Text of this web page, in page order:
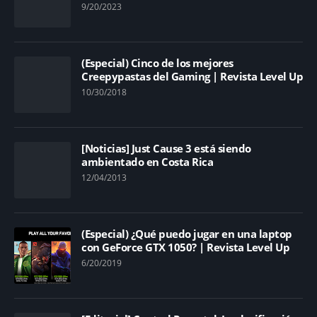
9/20/2023
(Especial) Cinco de los mejores
Creepypastas del Gaming | Revista Level Up
10/30/2018
[Noticias] Just Cause 3 está siendo
ambientado en Costa Rica
12/04/2013
(Especial) ¿Qué puedo jugar en una laptop
con GeForce GTX 1050? | Revista Level Up
6/20/2019